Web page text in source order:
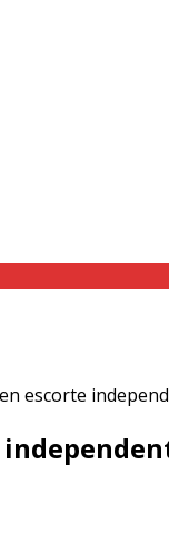
escorte